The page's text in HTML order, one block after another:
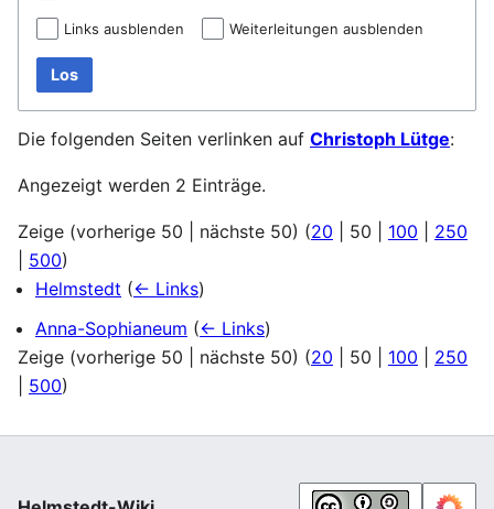
Links ausblenden Weiterleitungen ausblenden
Los
Die folgenden Seiten verlinken auf Christoph Lütge:
Angezeigt werden 2 Einträge.
Zeige (vorherige 50 nächste 50) (20 50 100
250
500)
Helmstedt (← Links)
Anna-Sophianeum (← Links)
Zeige (vorherige 50 nächste 50) (20 50 100
250
500)